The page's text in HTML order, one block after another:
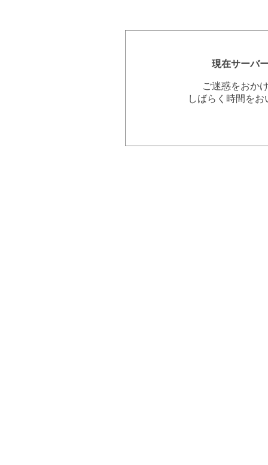
現在サーバ
ご迷惑をおか
しばらく時間を